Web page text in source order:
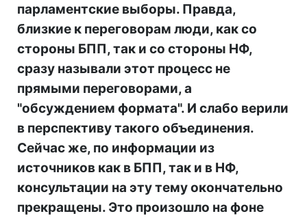
парламентские выборы. Правда,
близкие к переговорам люди, как со
стороны БПП, так и со стороны НФ,
сразу называли этот процесс не
прямыми переговорами, а
"обсуждением формата". И слабо верили
в перспективу такого объединения.
Сейчас же, по информации из
источников как в БПП, так и в НФ,
консультации на эту тему окончательно
прекращены. Это произошло на фоне